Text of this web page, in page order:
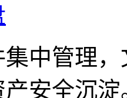
管理，
安全沉淀